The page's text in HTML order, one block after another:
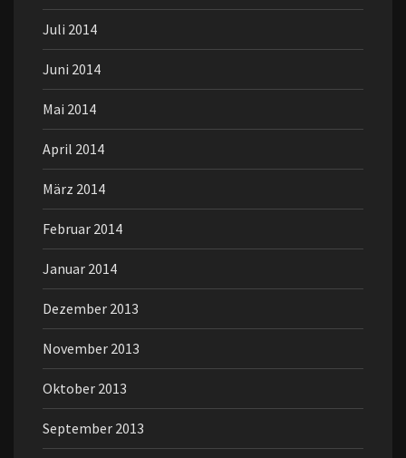
Juli 2014
Juni 2014
Mai 2014
April 2014
März 2014
Februar 2014
Januar 2014
Dezember 2013
November 2013
Oktober 2013
September 2013